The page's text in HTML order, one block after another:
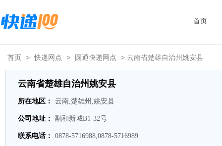
首页
首页 > 快递网点 > 圆通快递网点 > 云南省楚雄自治州姚安县
云南省楚雄自治州姚安县
所在地区： 云南,楚雄州,姚安县
公司地址： 融和新城B1-32号
联系电话： 0878-5716988,0878-5716989